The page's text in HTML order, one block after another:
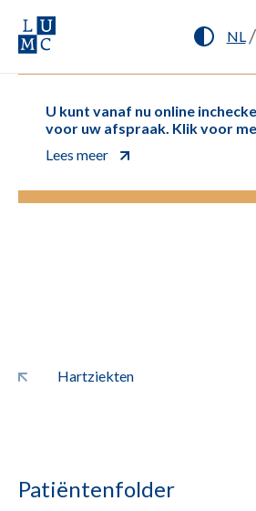
NL/
U kunt vanaf nu online
voor uw afspraak. Klik voor
Lees meer
Hartziekten
Patiëntenfolder